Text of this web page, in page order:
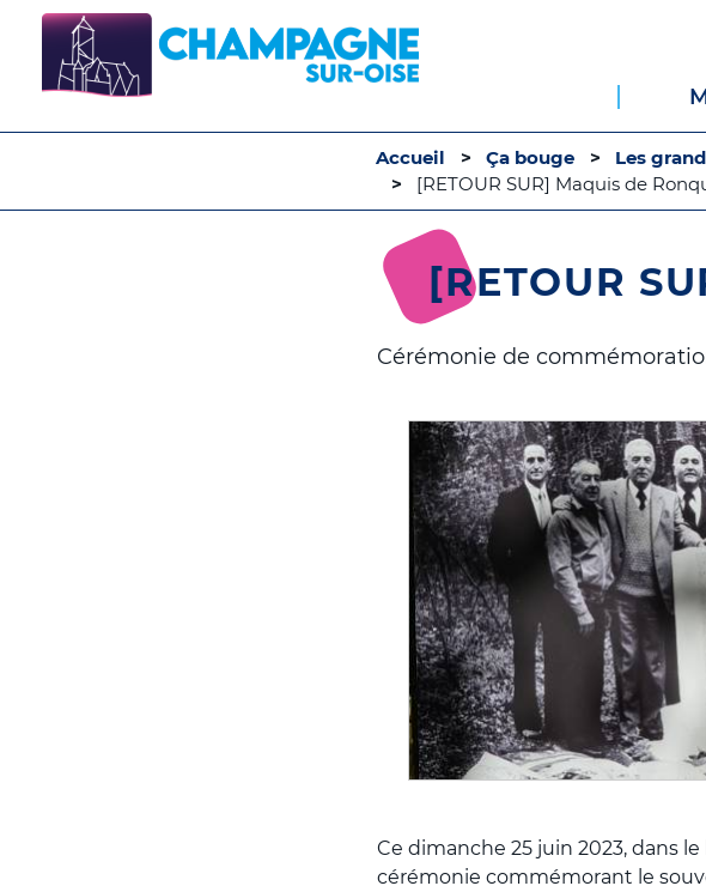
Accueil Ça bouge Les
[RETOUR SUR] Maquis de
[RETOUR
Cérémonie de
Ce dimanche 25 juin 2023, dans
cérémonie commémorant le